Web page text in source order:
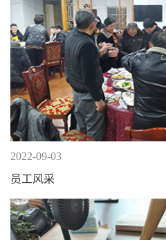
2022-09-03
员工风采